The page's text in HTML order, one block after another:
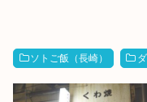
ソトご飯（長崎）